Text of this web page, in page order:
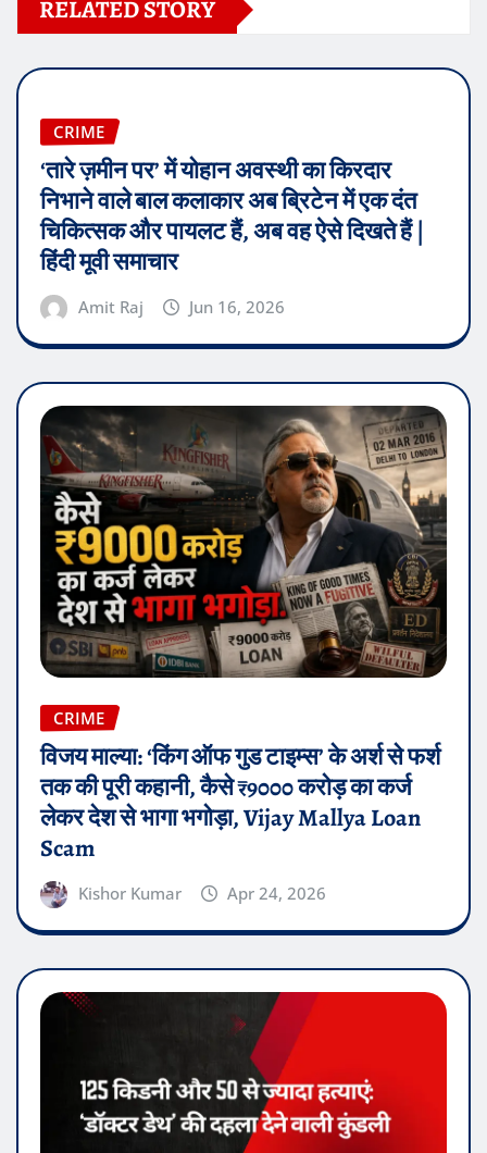
RELATED STORY
CRIME
‘तारे ज़मीन पर’ में योहान अवस्थी का किरदार
निभाने वाले बाल कलाकार अब ब्रिटेन में एक दंत
चिकित्सक और पायलट हैं, अब वह ऐसे दिखते हैं |
हिंदी मूवी समाचार
Amit Raj Jun 16, 2026
CRIME
विजय माल्या: ‘किंग ऑफ गुड टाइम्स’ के अर्श से फर्श
तक की पूरी कहानी, कैसे ₹9000 करोड़ का कर्ज
लेकर देश से भागा भगोड़ा, Vijay Mallya Loan
Scam
Kishor Kumar Apr 24, 2026